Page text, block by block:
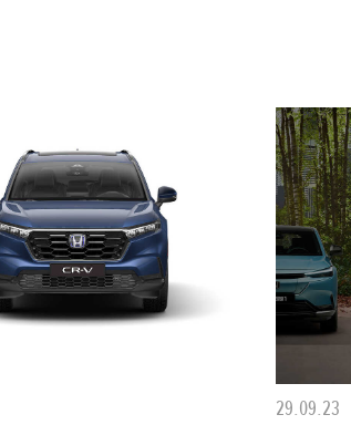
29.09.23